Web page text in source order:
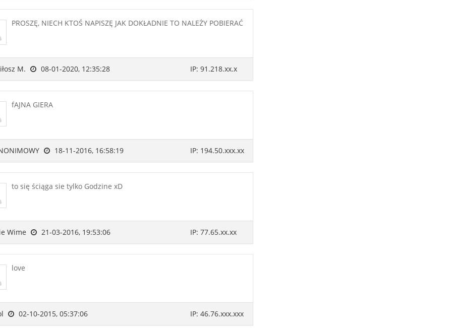
PROSZĘ, NIECH KTOŚ NAPISZĘ JAK DOKŁADNIE TO NALEŻY POBIERAĆ
M. 08-01-2020, 12:35:28 IP: 91.218.xx.x
fAJNA GIERA
18-11-2016, 16:58:19 IP: 194.50.xxx.xx
to się ściąga sie tylko Godzine xD
Wime 21-03-2016, 19:53:06 IP: 77.65.xx.xx
love
02-10-2015, 05:37:06 IP: 46.76.xxx.xxx